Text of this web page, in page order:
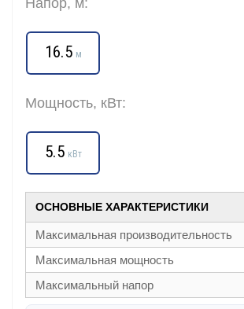
Напор, м:
16.5 м
Мощность, кВт:
5.5 кВт
ОСНОВНЫЕ ХАРАКТЕРИСТИКИ
Максимальная производительность
Максимальная мощность
Максимальный напор